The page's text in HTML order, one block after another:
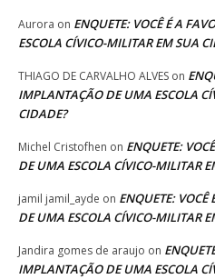
Aurora on ENQUETE: VOCÊ É A
ESCOLA CÍVICO-MILITAR EM SUA
THIAGO DE CARVALHO ALVES on
IMPLANTAÇÃO DE UMA ESCOLA
CIDADE?
Michel Cristofhen on ENQUETE:
DE UMA ESCOLA CÍVICO-MILITAR
jamil jamil_ayde on ENQUETE:
DE UMA ESCOLA CÍVICO-MILITAR
Jandira gomes de araujo on
IMPLANTAÇÃO DE UMA ESCOLA